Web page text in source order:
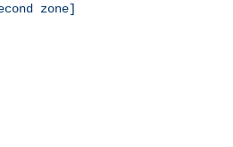
zone]